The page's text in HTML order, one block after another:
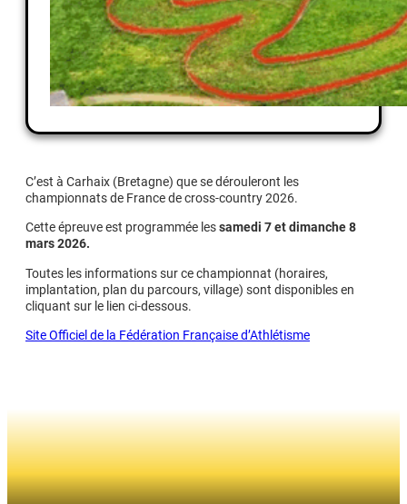
C’est à Carhaix (Bretagne) que se dérouleront les
championnats de France de cross-country 2026.
Cette épreuve est programmée lessamedi 7 et dimanche 8
mars 2026.
Toutes les informations sur ce championnat (horaires,
implantation, plan du parcours, village) sont disponibles en
cliquant sur le lien ci-dessous.
Site Officiel de la Fédération Française d’Athlétisme